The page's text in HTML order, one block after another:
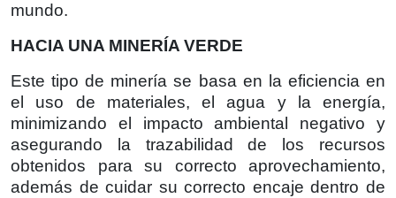
mundo.
HACIA UNA MINERÍA VERDE
Este tipo de minería se basa en la eficiencia en
el uso de materiales, el agua y la energía,
minimizando el impacto ambiental negativo y
asegurando la trazabilidad de los recursos
obtenidos para su correcto aprovechamiento,
además de cuidar su correcto encaje dentro de